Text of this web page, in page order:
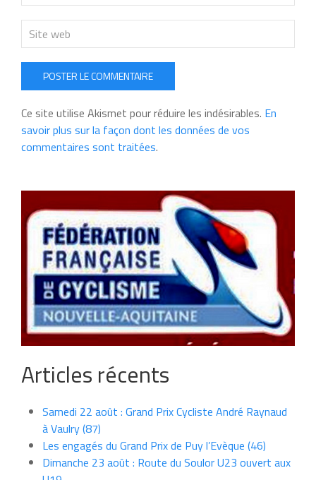
POSTER LE COMMENTAIRE
Ce site utilise Akismet pour réduire les indésirables. En
savoir plus sur la façon dont les données de vos
commentaires sont traitées.
Articles récents
Samedi 22 août : Grand Prix Cycliste André Raynaud
à Vaulry (87)
Les engagés du Grand Prix de Puy l’Evèque (46)
Dimanche 23 août : Route du Soulor U23 ouvert aux